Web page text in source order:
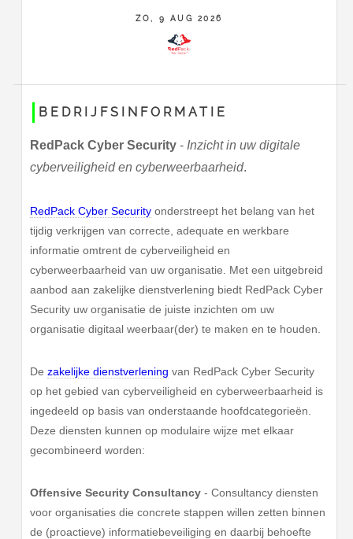
ZO, 9 AUG 2026
BEDRIJFSINFORMATIE
RedPack Cyber Security- Inzicht in uw digitale
cyberveiligheid en cyberweerbaarheid.
RedPack Cyber Security onderstreept het belang van het
tijdig verkrijgen van correcte, adequate en werkbare
informatie omtrent de cyberveiligheid en
cyberweerbaarheid van uw organisatie. Met een uitgebreid
aanbod aan zakelijke dienstverlening biedt RedPack Cyber
Security uw organisatie de juiste inzichten om uw
organisatie digitaal weerbaar(der) te maken en te houden.
Dezakelijke dienstverlening van RedPack Cyber Security
op het gebied van cyberveiligheid en cyberweerbaarheid is
ingedeeld op basis van onderstaande hoofdcategorieën.
Deze diensten kunnen op modulaire wijze met elkaar
gecombineerd worden:
Offensive Security Consultancy - Consultancy diensten
voor organisaties die concrete stappen willen zetten binnen
de (proactieve) informatiebeveiliging en daarbij behoefte